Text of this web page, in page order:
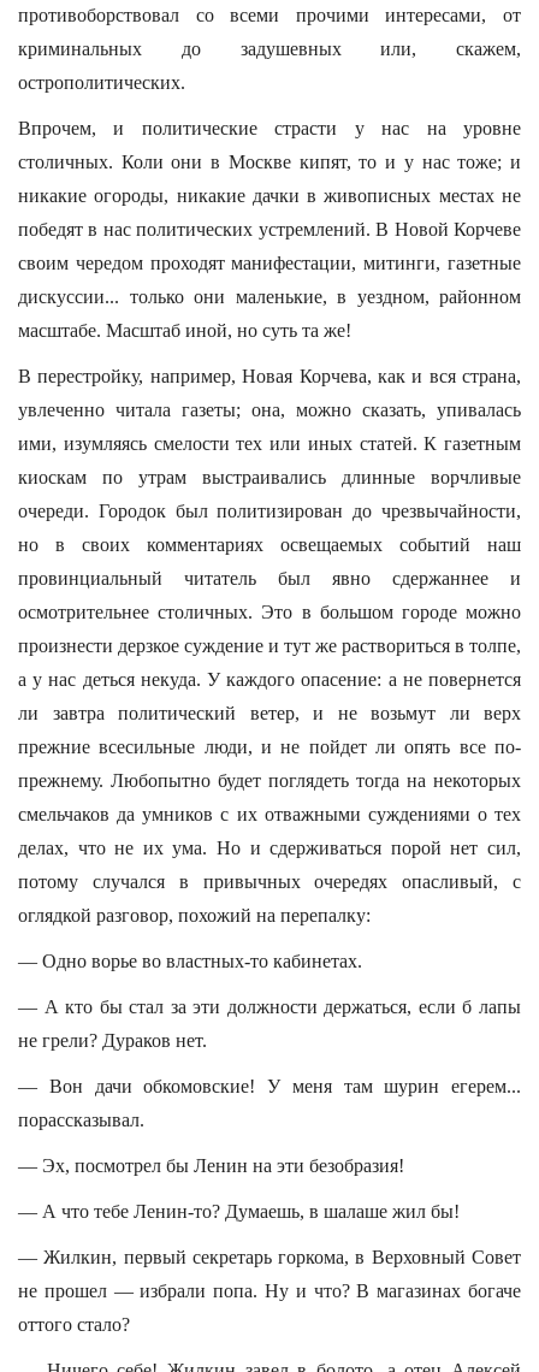
противоборствовал со всеми прочими интересами, от
криминальных до задушевных или, скажем,
острополитических.
Впрочем, и политические страсти у нас на уровне
столичных. Коли они в Москве кипят, то и у нас тоже; и
никакие огороды, никакие дачки в живописных местах не
победят в нас политических устремлений. В Новой Корчеве
своим чередом проходят манифестации, митинги, газетные
дискуссии... только они маленькие, в уездном, районном
масштабе. Масштаб иной, но суть та же!
В перестройку, например, Новая Корчева, как и вся страна,
увлеченно читала газеты; она, можно сказать, упивалась
ими, изумляясь смелости тех или иных статей. К газетным
киоскам по утрам выстраивались длинные ворчливые
очереди. Городок был политизирован до чрезвычайности,
но в своих комментариях освещаемых событий наш
провинциальный читатель был явно сдержаннее и
осмотрительнее столичных. Это в большом городе можно
произнести дерзкое суждение и тут же раствориться в толпе,
а у нас деться некуда. У каждого опасение: а не повернется
ли завтра политический ветер, и не возьмут ли верх
прежние всесильные люди, и не пойдет ли опять все по-
прежнему. Любопытно будет поглядеть тогда на некоторых
смельчаков да умников с их отважными суждениями о тех
делах, что не их ума. Но и сдерживаться порой нет сил,
потому случался в привычных очередях опасливый, с
оглядкой разговор, похожий на перепалку:
— Одно ворье во властных-то кабинетах.
— А кто бы стал за эти должности держаться, если б лапы
не грели? Дураков нет.
— Вон дачи обкомовские! У меня там шурин егерем...
порассказывал.
— Эх, посмотрел бы Ленин на эти безобразия!
— А что тебе Ленин-то? Думаешь, в шалаше жил бы!
— Жилкин, первый секретарь горкома, в Верховный Совет
не прошел — избрали попа. Ну и что? В магазинах богаче
оттого стало?